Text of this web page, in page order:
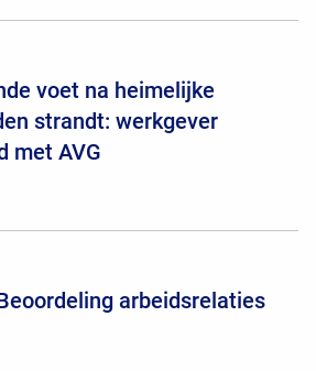
voet na heimelijke
strandt: werkgever
met AVG
arbeidsrelaties